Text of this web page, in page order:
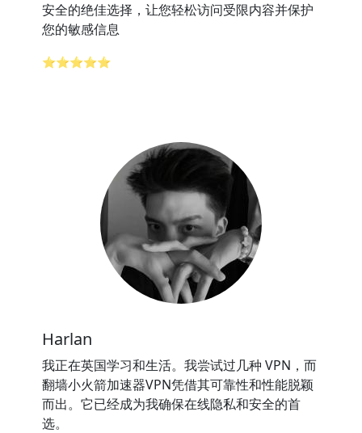
安全的绝佳选择，让您轻松访问受限内容并保护
您的敏感信息
⭐⭐⭐⭐⭐
Harlan
我正在英国学习和生活。我尝试过几种 VPN，而
翻墙小火箭加速器VPN凭借其可靠性和性能脱颖
而出。它已经成为我确保在线隐私和安全的首
选。